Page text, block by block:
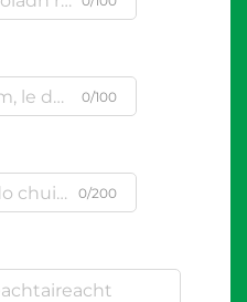
0/100
0/200